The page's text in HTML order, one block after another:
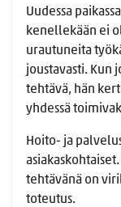
Uudessa
kenellekään ei
urautuneita
joustavasti. Kun
tehtävä, hän
yhdessä
Hoito- ja
tehtävänä on
toteutus.